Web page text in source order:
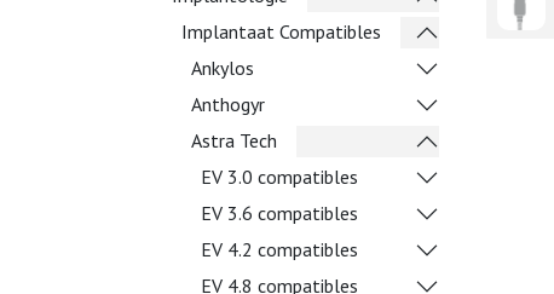
Implantaat Compatibles
Ankylos
Anthogyr
Astra Tech
EV 3.0 compatibles
EV 3.6 compatibles
EV 4.2 compatibles
EV 4.8 compatibles